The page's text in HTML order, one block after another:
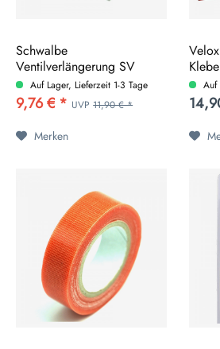
Schwalbe
Ventilverlängerung SV
65mm 2er-Set Alu...
Auf Lager, Lieferzeit 1-3 Tage
9,76 € * UVP 11,90 € *
Merken
Auf